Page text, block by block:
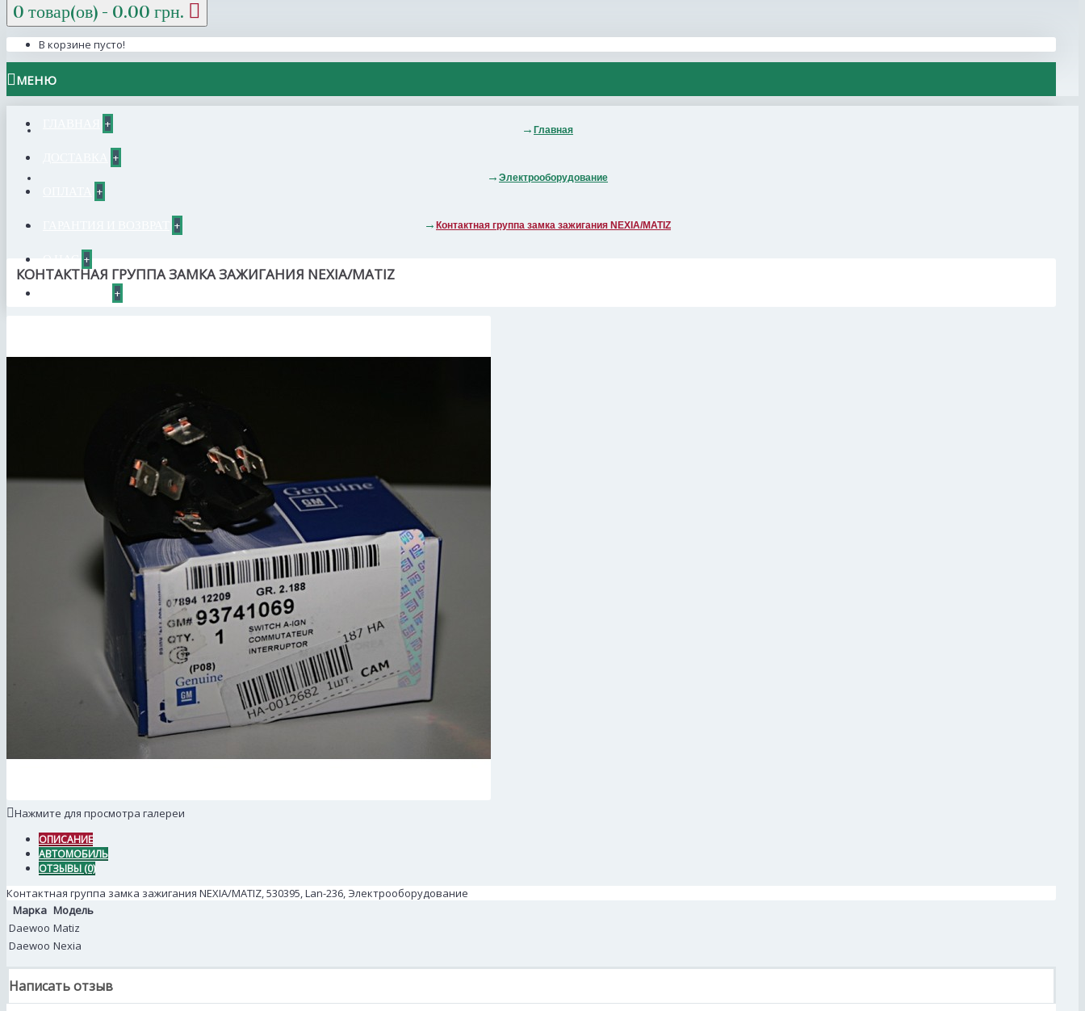
0 товар(ов) - 0.00 грн.
В корзине пусто!
МЕНЮ
+
+
+
+
+
+
Главная
Электрооборудование
Контактная группа замка зажигания NEXIA/MATIZ
КОНТАКТНАЯ ГРУППА ЗАМКА ЗАЖИГАНИЯ NEXIA/MATIZ
Нажмите для просмотра галереи
ОПИСАНИЕ
АВТОМОБИЛЬ
ОТЗЫВЫ (0)
Контактная группа замка зажигания NEXIA/MATIZ, 530395, Lan-236, Электрооборудование
Марка Модель
Daewoo Matiz
Daewoo Nexia
Написать отзыв